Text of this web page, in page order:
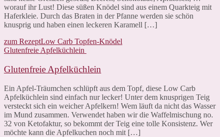
worauf ihr Lust! Diese süßen Knödel sind aus einem Quarkteig mit
Haferkleie. Durch das Braten in der Pfanne werden sie schön
knusprig und haben einen leckeren Karamell […]
zum RezeptLow Carb Topfen-Knödel
Glutenfreie Apfelküchlein
Glutenfreie Apfelküchlein
Ein Apfel-Träumchen schlüpft aus dem Topf, diese Low Carb
Apfelküchlein sind einfach nur lecker! Unter dem knusprigen Teig
versteckt sich ein weicher Apfelkern! Wem läuft da nicht das Wasser
im Mund zusammen. Verwendet haben wir die Waffelmischung no.
32 von Ketofaktur, so bekommt der Teig eine tolle Konsistenz. Wer
möchte kann die Apfelkuchen noch mit […]